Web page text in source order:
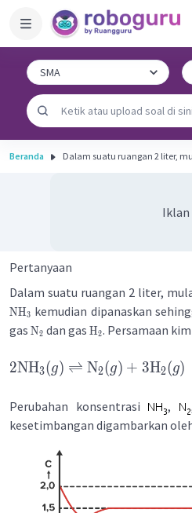
Beranda Dalam suatu ruangan 2 liter,
Iklan
Pertanyaan
Dalam suatu ruangan 2 liter,
NH3 kemudian dipanaskan
gas N2 dan gas H2. Persamaan
2NH3(g) ⇌ N2(g) + 3H2(g)
Perubahan konsentrasi ,
kesetimbangan digambarkan